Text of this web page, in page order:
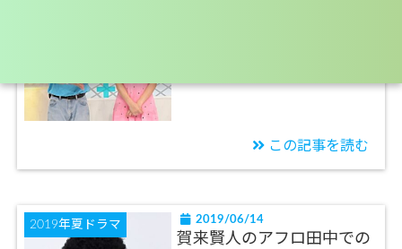
この記事を読む
2019年夏ドラマ 2019/06/14
賀来賢人のアフロ田中での